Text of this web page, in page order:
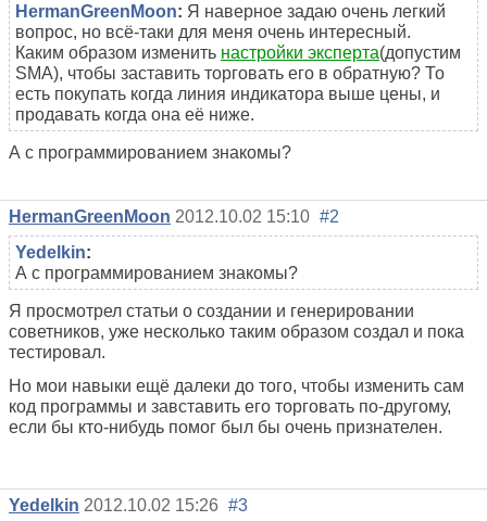
HermanGreenMoon: Я наверное задаю очень легкий
вопрос, но всё-таки для меня очень интересный.
Каким образом изменить настройки эксперта(допустим
SMA), чтобы заставить торговать его в обратную? То
есть покупать когда линия индикатора выше цены, и
продавать когда она её ниже.
А с программированием знакомы?
HermanGreenMoon 2012.10.02 15:10 #2
Yedelkin:
А с программированием знакомы?
Я просмотрел статьи о создании и генерировании
советников, уже несколько таким образом создал и пока
тестировал.
Но мои навыки ещё далеки до того, чтобы изменить сам
код программы и завставить его торговать по-другому,
если бы кто-нибудь помог был бы очень признателен.
Yedelkin 2012.10.02 15:26 #3